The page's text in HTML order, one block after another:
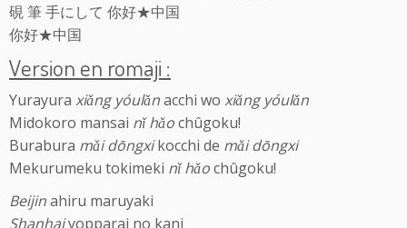
硯 筆 手にして 你好★中国
你好★中国
Version en romaji :
Yurayura xiǎng yóulǎnacchi wo xiǎng yóulǎn
Midokoro mansai nǐ hǎochûgoku!
Burabura mǎi dōngxikocchi de mǎi dōngxi
Mekurumeku tokimeki nǐ hǎochûgoku!
Beijinahiru maruyaki
Shanhaiyopparai no kani